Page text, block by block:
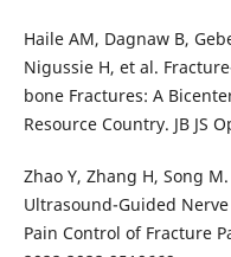
Haile AM, Dagnaw B,
Nigussie H, et al.
bone Fractures: A
Resource Country. JB JS
Zhao Y, Zhang H, Song
Ultrasound-Guided
Pain Control of Fracture